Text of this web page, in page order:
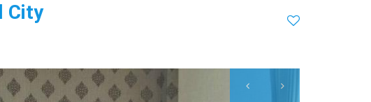
City